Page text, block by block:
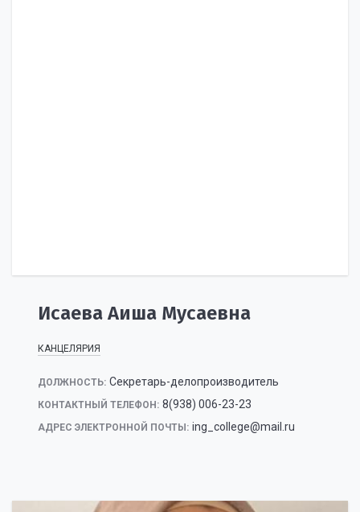
Исаева Аиша Мусаевна
КАНЦЕЛЯРИЯ
ДОЛЖНОСТЬ: Секретарь-делопроизводитель
КОНТАКТНЫЙ ТЕЛЕФОН: 8(938) 006-23-23
АДРЕС ЭЛЕКТРОННОЙ ПОЧТЫ: ing_college@mail.ru